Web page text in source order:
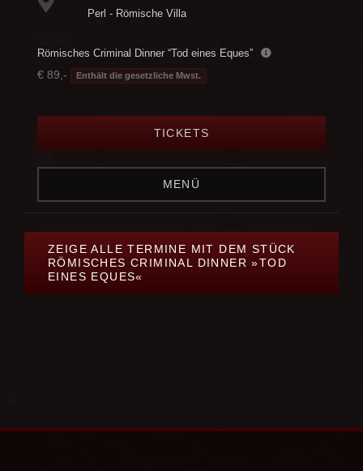
Perl - Römische Villa
Römisches Criminal Dinner “Tod eines Eques”
€ 89,- Enthält die gesetzliche Mwst.
TICKETS
MENÜ
ZEIGE ALLE TERMINE MIT DEM STÜCK
RÖMISCHES CRIMINAL DINNER »TOD
EINES EQUES«